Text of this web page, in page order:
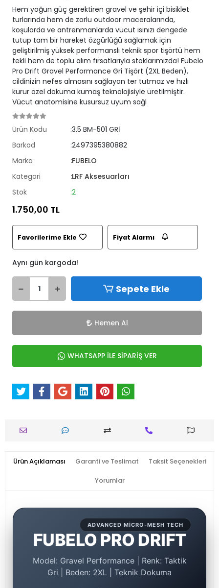
Hem yoğun güç gerektiren gravel ve şehir içi bisiklet
turlarında hem de zorlu outdoor maceralarında,
koşularda ve antrenmanlarda vücut ısınızı dengede
tutup tam bir hareket özgürlüğü sağlamak için
geliştirilmiş yüksek performanslı teknik spor tişörtü hem
tekli hem de toplu alım fırsatlarıyla stoklarımızda! Fubelo
Pro Drift Gravel Performance Gri Tişört (2XL Beden),
cildinizin nefes almasını sağlayan ter tutmaz ve hızlı
kurur özel dokuma kumaş teknolojisiyle üretilmiştir.
Vücut anatomisine kusursuz uyum sağl
Ürün Kodu
:3.5 BM-501 GRİ
Barkod
:2497395380882
Marka
:FUBELO
Kategori
:LRF Aksesuarları
Stok
:2
1.750,00 TL
Favorilerime Ekle Fiyat Alarmı
Aynı gün kargoda!
Sepete Ekle
Hemen Al
WHATSAPP İLE SİPARİŞ VER
Ürün Açıklaması Garanti ve Teslimat Taksit Seçenekleri
Yorumlar
ADVANCED MICRO-MESH TECH
FUBELO PRO DRIFT
Model: Gravel Performance | Renk: Taktik
Gri | Beden: 2XL | Teknik Dokuma